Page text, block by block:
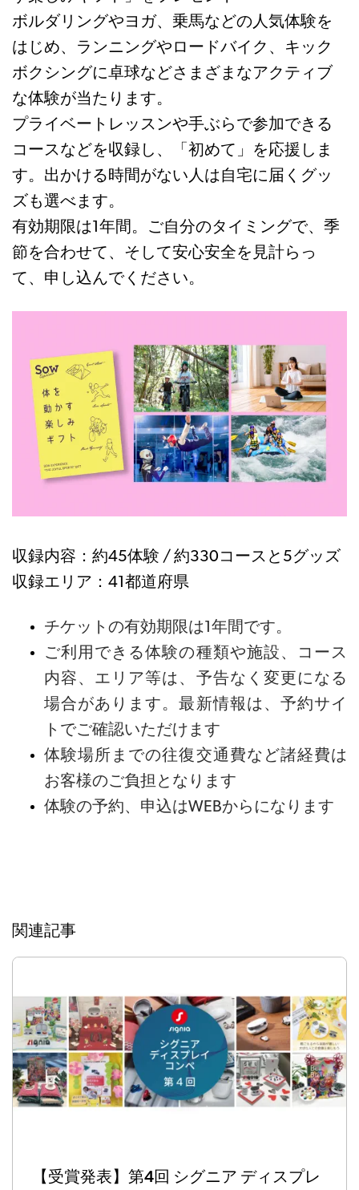
ボルダリングやヨガ、乗馬などの人気体験を
はじめ、ランニングやロードバイク、キック
ボクシングに卓球などさまざまなアクティブ
な体験が当たります。
プライベートレッスンや手ぶらで参加できる
コースなどを収録し、「初めて」を応援しま
す。出かける時間がない人は自宅に届くグッ
ズも選べます。
有効期限は1年間。ご自分のタイミングで、季
節を合わせて、そして安心安全を見計らっ
て、申し込んでください。
収録内容：約45体験 / 約330コースと5グッズ
収録エリア：41都道府県
チケットの有効期限は1年間です。
ご利用できる体験の種類や施設、コース
内容、エリア等は、予告なく変更になる
場合があります。最新情報は、予約サイ
トでご確認いただけます
体験場所までの往復交通費など諸経費は
お客様のご負担となります
体験の予約、申込はWEBからになります
関連記事
【受賞発表】第4回 シグニア ディスプレ